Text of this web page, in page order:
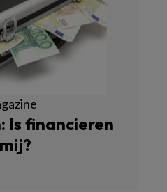
Is financieren